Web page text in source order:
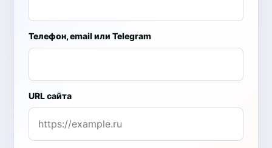
Телефон, email или Telegram
URL сайта